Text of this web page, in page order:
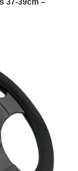
37-39cm –